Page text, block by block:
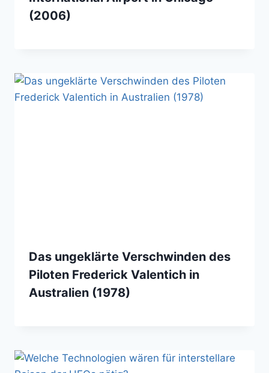
(2006)
Das ungeklärte Verschwinden des
Piloten Frederick Valentich in
Australien (1978)